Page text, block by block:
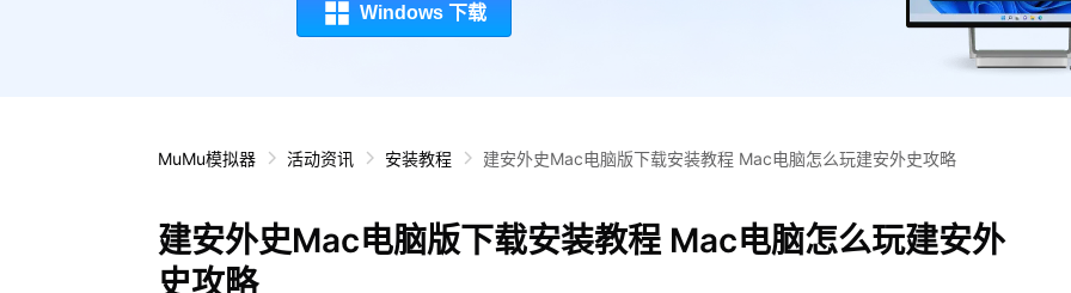
Windows 下载
MuMu模拟器 活动资讯 安装教程 建安外史Mac电脑版下载安装教程 Mac电脑怎么玩建安外史攻略
建安外史Mac电脑版下载安装教程 Mac电脑怎么玩建安外
史攻略